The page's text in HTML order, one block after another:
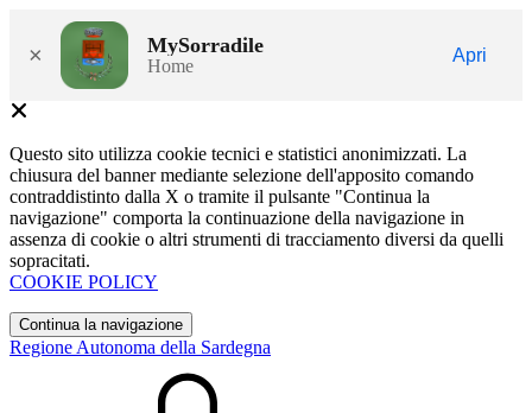
× MySorradile
Home
Apri
Questo sito utilizza cookie tecnici e statistici anonimizzati. La
chiusura del banner mediante selezione dell'apposito comando
contraddistinto dalla X o tramite il pulsante "Continua la
navigazione" comporta la continuazione della navigazione in
assenza di cookie o altri strumenti di tracciamento diversi da quelli
sopracitati.
COOKIE POLICY
Continua la navigazione
Regione Autonoma della Sardegna